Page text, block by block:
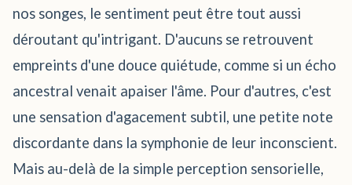
nos songes, le sentiment peut être tout aussi
déroutant qu'intrigant. D'aucuns se retrouvent
empreints d'une douce quiétude, comme si un écho
ancestral venait apaiser l'âme. Pour d'autres, c'est
une sensation d'agacement subtil, une petite note
discordante dans la symphonie de leur inconscient.
Mais au-delà de la simple perception sensorielle,